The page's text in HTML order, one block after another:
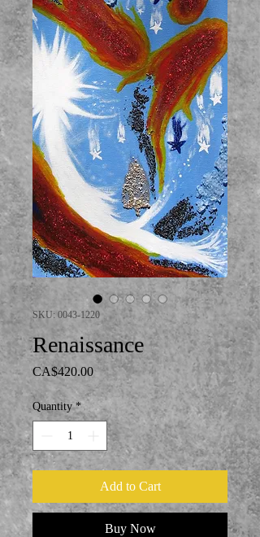
SKU: 0043-1220
Renaissance
CA$420.00Price
Quantity *
Add to Cart
Buy Now